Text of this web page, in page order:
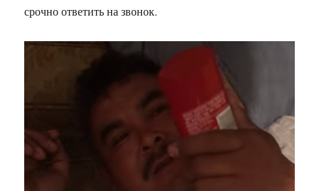
срочно ответить на звонок.